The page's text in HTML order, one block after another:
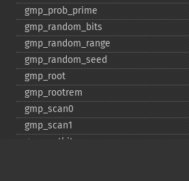
gmp_​prob_​prime
gmp_​random_​bits
gmp_​random_​range
gmp_​random_​seed
gmp_​root
gmp_​rootrem
gmp_​scan0
gmp_​scan1
gmp_​setbit